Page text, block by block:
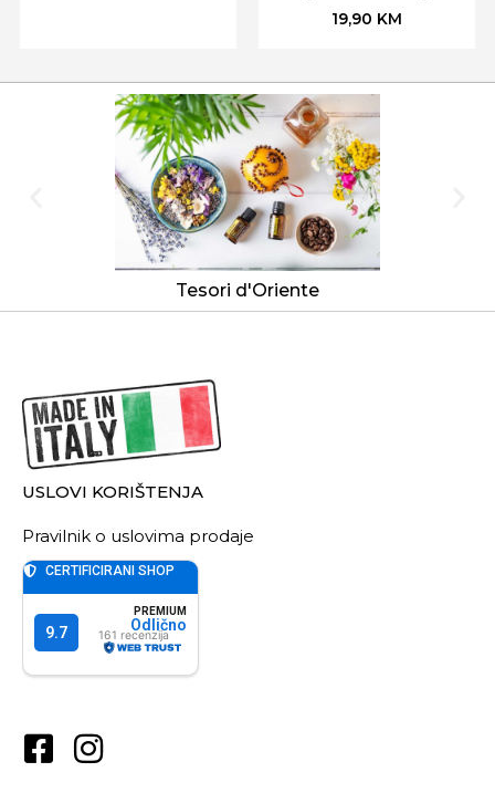
19,90 KM
Tesori d'Oriente
USLOVI KORIŠTENJA
Pravilnik o uslovima prodaje